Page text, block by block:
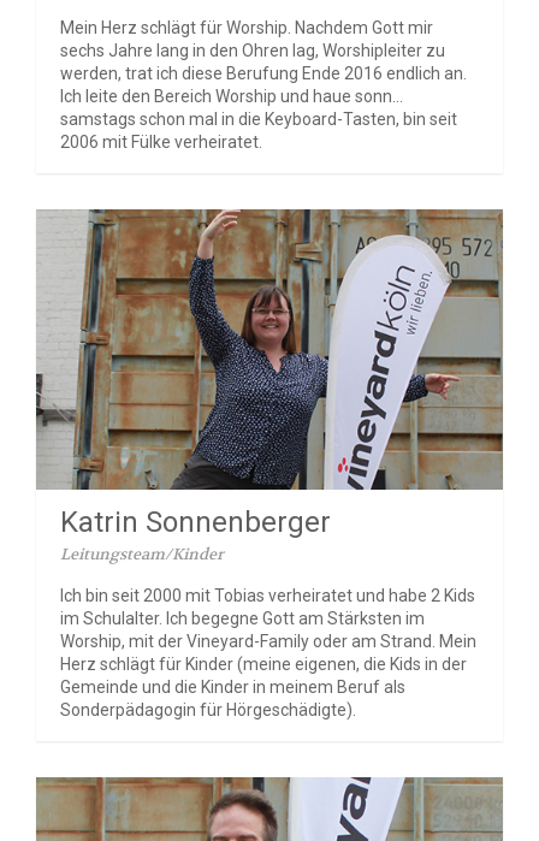
Mein Herz schlägt für Worship. Nachdem Gott mir
sechs Jahre lang in den Ohren lag, Worshipleiter zu
werden, trat ich diese Berufung Ende 2016 endlich an.
Ich leite den Bereich Worship und haue sonn…
samstags schon mal in die Keyboard-Tasten, bin seit
2006 mit Fülke verheiratet.
Katrin Sonnenberger
Leitungsteam/Kinder
Ich bin seit 2000 mit Tobias verheiratet und habe 2 Kids
im Schulalter. Ich begegne Gott am Stärksten im
Worship, mit der Vineyard-Family oder am Strand. Mein
Herz schlägt für Kinder (meine eigenen, die Kids in der
Gemeinde und die Kinder in meinem Beruf als
Sonderpädagogin für Hörgeschädigte).